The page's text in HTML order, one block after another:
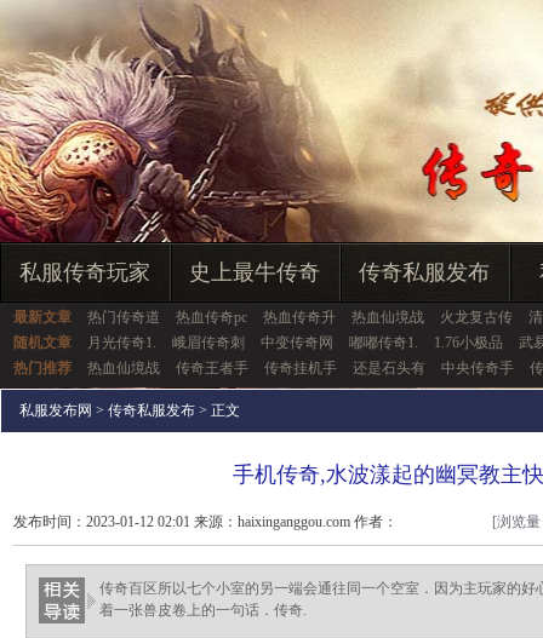
私服传奇玩家 史上最牛传奇 传奇私服发布
最新文章 热门传奇道 热血传奇pc 热血传奇升 热血仙境战 火龙复古传
随机文章
月光传奇1. 峨眉传奇刺 中变传奇网 嘟嘟传奇1. 1.76小极品
武
热门推荐
热血仙境战 传奇王者手 传奇挂机手 还是石头有 中央传奇手
私服发布网 > 传奇私服发布 > 正文
手机传奇,水波漾起的幽冥教主
发布时间：2023-01-12 02:01 来源：haixinganggou.com 作者：
haixinganggou.com
[浏览
传奇百区所以七个小室的另一端会通往同一个空室．因为主玩家的
着一张兽皮卷上的一句话．传奇.